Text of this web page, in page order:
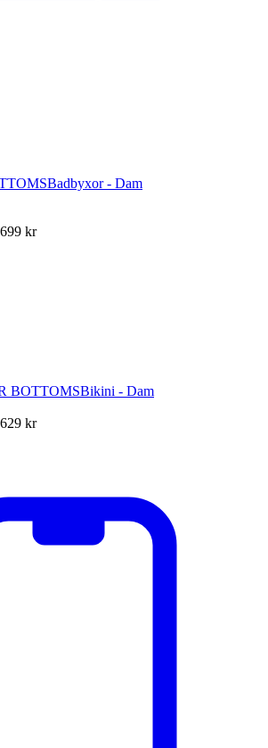
Badbyxor - Dam
699 kr
BOTTOMSBikini - Dam
629 kr